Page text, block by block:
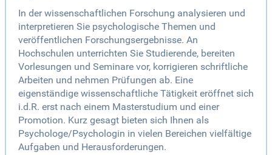
In der wissenschaftlichen Forschung analysieren und
interpretieren Sie psychologische Themen und
veröffentlichen Forschungsergebnisse. An
Hochschulen unterrichten Sie Studierende, bereiten
Vorlesungen und Seminare vor, korrigieren schriftliche
Arbeiten und nehmen Prüfungen ab. Eine
eigenständige wissenschaftliche Tätigkeit eröffnet sich
i.d.R. erst nach einem Masterstudium und einer
Promotion. Kurz gesagt bieten sich Ihnen als
Psychologe/Psychologin in vielen Bereichen vielfältige
Aufgaben und Herausforderungen.